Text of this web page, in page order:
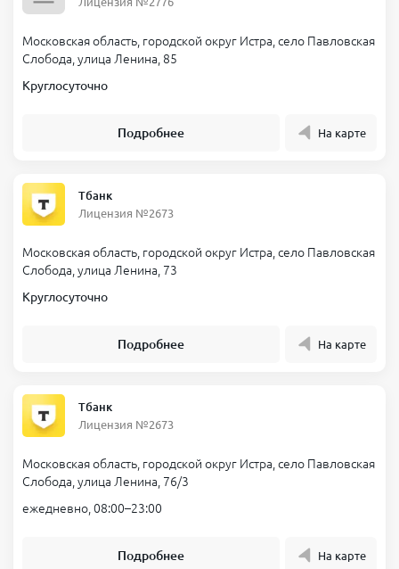
Московская область, городской округ Истра, село Павловская
Слобода, улица Ленина, 85
Круглосуточно
Подробнее На карте
Тбанк
Лицензия №2673
Московская область, городской округ Истра, село Павловская
Слобода, улица Ленина, 73
Круглосуточно
Подробнее На карте
Тбанк
Лицензия №2673
Московская область, городской округ Истра, село Павловская
Слобода, улица Ленина, 76/3
ежедневно, 08:00–23:00
Подробнее На карте